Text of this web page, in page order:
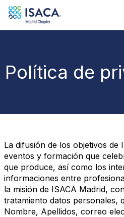
Política de
La difusión de los objetivos de
eventos y formación que
que produce, así como los
informaciones entre
la misión de ISACA Madrid,
tratamiento datos personales,
Nombre, Apellidos, correo